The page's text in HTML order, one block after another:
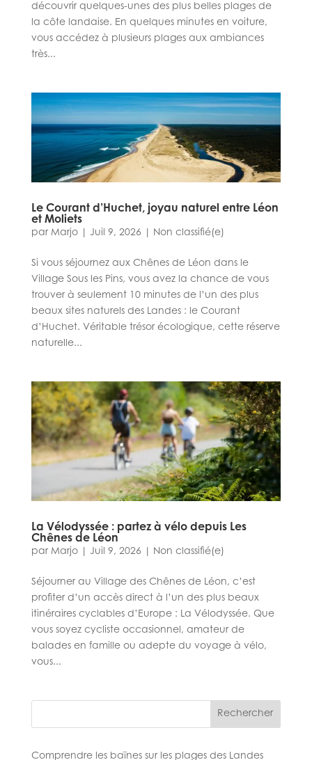
découvrir quelques-unes des plus belles plages de
la côte landaise. En quelques minutes en voiture,
vous accédez à plusieurs plages aux ambiances
très...
Le Courant d’Huchet, joyau naturel entre Léon
et Moliets
par Marjo| Juil 9, 2026 Non classifié(e)
Si vous séjournez aux Chênes de Léon dans le
Village Sous les Pins, vous avez la chance de vous
trouver à seulement 10 minutes de l’un des plus
beaux sites naturels des Landes : le Courant
d’Huchet. Véritable trésor écologique, cette réserve
naturelle...
La Vélodyssée : partez à vélo depuis Les
Chênes de Léon
par Marjo| Juil 9, 2026 Non classifié(e)
Séjourner au Village des Chênes de Léon, c’est
profiter d’un accès direct à l’un des plus beaux
itinéraires cyclables d’Europe : La Vélodyssée. Que
vous soyez cycliste occasionnel, amateur de
balades en famille ou adepte du voyage à vélo,
vous...
Rechercher
Comprendre les baïnes sur les plages des Landes